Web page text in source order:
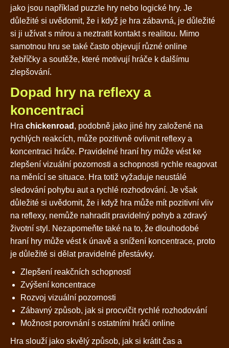
jako jsou například puzzle hry nebo logické hry. Je
důležité si uvědomit, že i když je hra zábavná, je důležité
si ji užívat s mírou a neztratit kontakt s realitou. Mimo
samotnou hru se také často objevují různé online
žebříčky a soutěže, které motivují hráče k dalšímu
zlepšování.
Dopad hry na reflexy a
koncentraci
Hra chickenroad , podobně jako jiné hry založené na
rychlých reakcích, může pozitivně ovlivnit reflexy a
koncentraci hráče. Pravidelné hraní hry může vést ke
zlepšení vizuální pozornosti a schopnosti rychle reagovat
na měnící se situace. Hra totiž vyžaduje neustálé
sledování pohybu aut a rychlé rozhodování. Je však
důležité si uvědomit, že i když hra může mít pozitivní vliv
na reflexy, nemůže nahradit pravidelný pohyb a zdravý
životní styl. Nezapomeňte také na to, že dlouhodobé
hraní hry může vést k únavě a snížení koncentrace, proto
je důležité si dělat pravidelné přestávky.
Zlepšení reakčních schopností
Zvýšení koncentrace
Rozvoj vizuální pozornosti
Zábavný způsob, jak si procvičit rychlé rozhodování
Možnost porovnání s ostatními hráči online
Hra slouží jako skvělý způsob, jak si krátit čas a